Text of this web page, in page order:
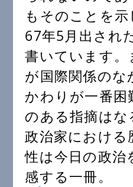
もそのことを
67年5月出され
書いています。
が国際関係の
かわりが一番
のある指摘はな
政治家における
性は今日の政治
感する一冊。